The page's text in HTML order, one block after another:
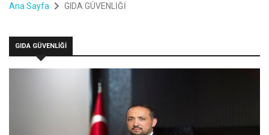
Ana Sayfa GIDA GÜVENLİĞİ
GIDA GÜVENLİĞİ